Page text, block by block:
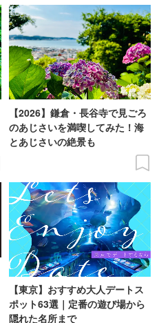
【2026】鎌倉・長谷寺で見ごろ
のあじさいを満喫してみた！海
とあじさいの絶景も
【東京】おすすめ大人デートス
ポット63選｜定番の遊び場から
隠れた名所まで